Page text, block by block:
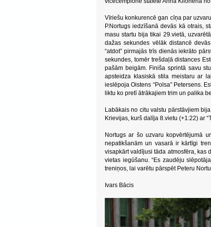
Vīriešu konkurencē gan cīņa par
P.Nortugs iedzīšanā devās kā otrais,
masu startu bija tikai 29.vietā,
dažas sekundes vēlāk distancē
“atdot” pirmajās trīs dienās iekrāto
sekundes, tomēr trešdaļā distances
pašām beigām. Finiša sprintā savu
apsteidza klasiskā stila meistaru ar
ieslēpoja Oistens “Polsa” Petersens.
liktu ko pretī ātrākajiem trim un palika
Labākais no citu valstu pārstāvjiem
Krievijas, kurš dalīja 8.vietu (+1:22) ar
Nortugs ar šo uzvaru kopvērtējumā
nepatikšanām un vasarā ir kārtīgi
visapkārt valdījusi tāda atmosfēra, kas
vietas iegūšanu. “Es zaudēju
treniņos, lai varētu pārspēt Peteru
Ivars Bācis